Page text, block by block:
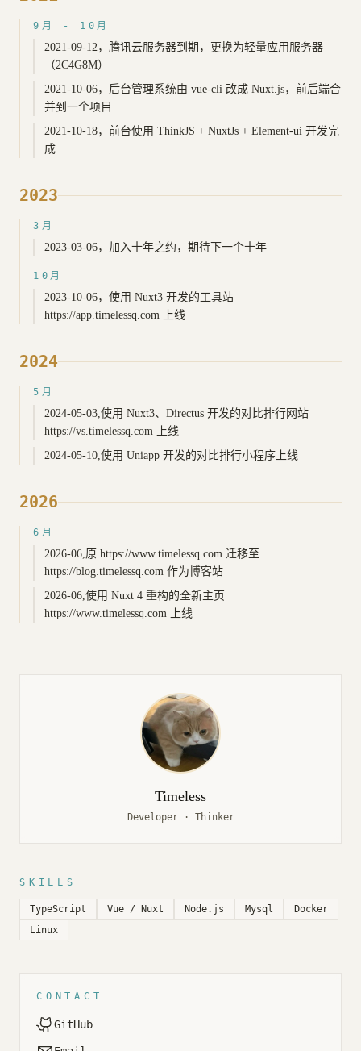
9月 - 10月
2021-09-12，腾讯云服务器到期，更换为轻量应用服务器
（2C4G8M）
2021-10-06，后台管理系统由 vue-cli 改成 Nuxt.js，前后端合
并到一个项目
2021-10-18，前台使用 ThinkJS + NuxtJs + Element-ui 开发完
成
2023
3月
2023-03-06，加入十年之约，期待下一个十年
10月
2023-10-06，使用 Nuxt3 开发的工具站
https://app.timelessq.com 上线
2024
5月
2024-05-03,使用 Nuxt3、Directus 开发的对比排行网站
https://vs.timelessq.com 上线
2024-05-10,使用 Uniapp 开发的对比排行小程序上线
2026
6月
2026-06,原 https://www.timelessq.com 迁移至
https://blog.timelessq.com 作为博客站
2026-06,使用 Nuxt 4 重构的全新主页
https://www.timelessq.com 上线
Timeless
Developer · Thinker
SKILLS
TypeScript Vue / Nuxt Node.js Mysql
Docker
Linux
CONTACT
GitHub